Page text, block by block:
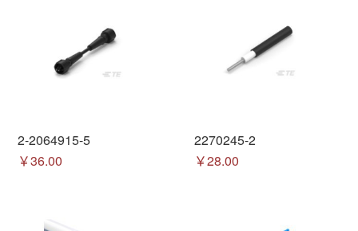
2-2064915-5
￥36.00
2270245-2
￥28.00